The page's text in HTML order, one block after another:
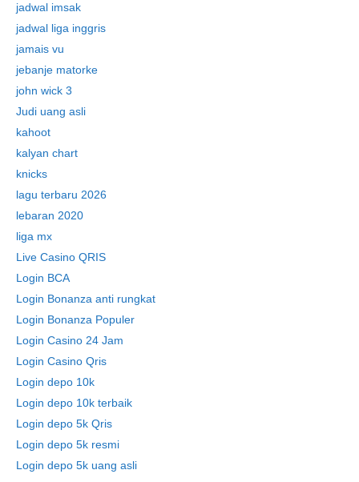
jadwal imsak
jadwal liga inggris
jamais vu
jebanje matorke
john wick 3
Judi uang asli
kahoot
kalyan chart
knicks
lagu terbaru 2026
lebaran 2020
liga mx
Live Casino QRIS
Login BCA
Login Bonanza anti rungkat
Login Bonanza Populer
Login Casino 24 Jam
Login Casino Qris
Login depo 10k
Login depo 10k terbaik
Login depo 5k Qris
Login depo 5k resmi
Login depo 5k uang asli